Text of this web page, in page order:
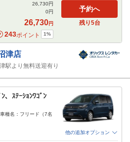
26,730円
0円
26,730円
243ポイント 1%
予約へ
残り5台
津店
駅より無料送迎有り
、ｽﾃｰｼｮﾝﾜｺﾞﾝ
種名：フリード（7名
他の追加オプション